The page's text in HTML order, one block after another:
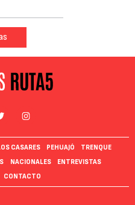
CASARES PEHUAJÓ
TRENQUE
NACIONALES
ENTREVISTAS
CONTACTO